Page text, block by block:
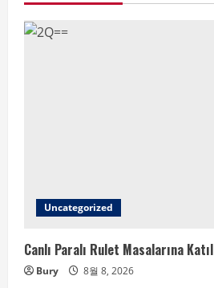
Uncategorized
Canlı Paralı Rulet Masalarına Katıl
Bury 8월 8, 2026